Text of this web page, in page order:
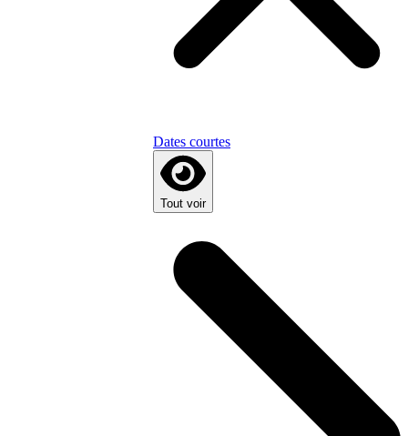
Dates courtes
Tout voir